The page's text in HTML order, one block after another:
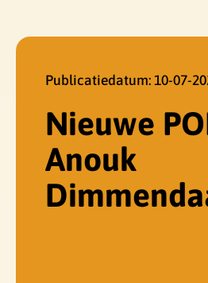
Nieuwe
Anouk
Publicatiedatum: 10-07-